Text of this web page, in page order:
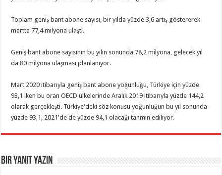
Toplam geniş bant abone sayısı, bir yılda yüzde 3,6 artış göstererek
martta 77,4 milyona ulaştı.
Geniş bant abone sayısının bu yılın sonunda 78,2 milyona, gelecek yıl
da 80 milyona ulaşması planlanıyor.
Mart 2020 itibarıyla geniş bant abone yoğunluğu, Türkiye için yüzde
93,1 iken bu oran OECD ülkelerinde Aralık 2019 itibarıyla yüzde 144,2
olarak gerçekleşti. Türkiye'deki söz konusu yoğunluğun bu yıl sonunda
yüzde 93,1, 2021'de de yüzde 94,1 olacağı tahmin ediliyor.
Bir yanıt yazın